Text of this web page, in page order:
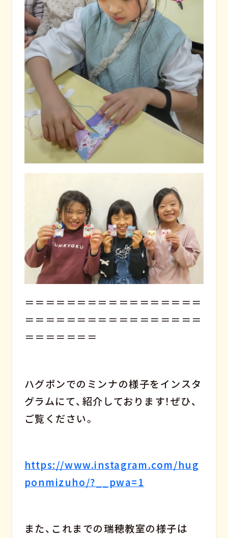
＝＝＝＝＝＝＝＝＝＝＝＝＝＝＝＝＝
＝＝＝＝＝＝＝＝＝＝＝＝＝＝＝＝＝
＝＝＝＝＝＝＝
ハグポンでのミンナの様子をインスタ
グラムにて、紹介しております！ぜひ、
ご覧ください。
https://www.instagram.com/hug
ponmizuho/?__pwa=1
また、これまでの瑞穂教室の様子は